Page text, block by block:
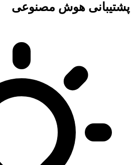
پشتیبانی هوش مصنوعی